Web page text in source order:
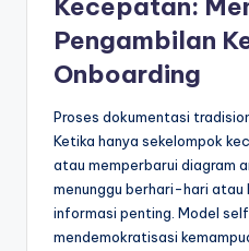
Kecepatan:
Pengambilan
Onboarding
Proses dokumentasi
Ketika hanya sekelompok
atau memperbarui diagram
menunggu berhari-hari atau
informasi penting. Model
mendemokratisasi